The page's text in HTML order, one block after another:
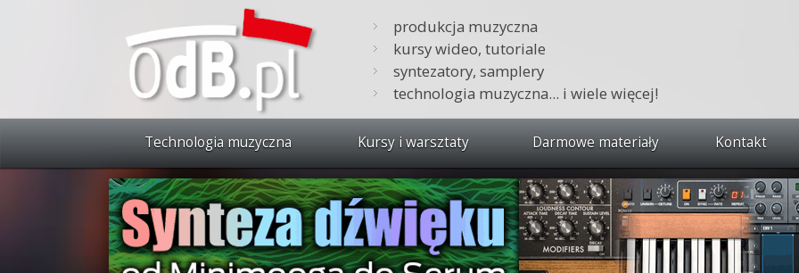
produkcja muzyczna
kursy wideo, tutoriale
syntezatory, samplery
technologia muzyczna... i wiele więcej!
Technologia muzyczna Kursy i warsztaty
Zobacz wszystkie kursy i warsztaty
Synteza dźwięku 🔥
Produkcja muzyczna w praktyce
Darmowe materiały Kontakt